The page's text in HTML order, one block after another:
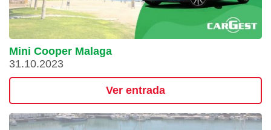
Mini Cooper Malaga
31.10.2023
Ver entrada